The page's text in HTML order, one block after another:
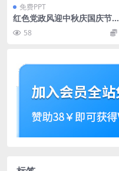
免费PPT
红色党政风迎中秋庆国庆节日
活动策划PPT模板
58